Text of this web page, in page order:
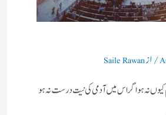
/ ازSaile Rawan
کیوں نہ ہو اگر اس میں آدمی کی نیت درست نہ ہو